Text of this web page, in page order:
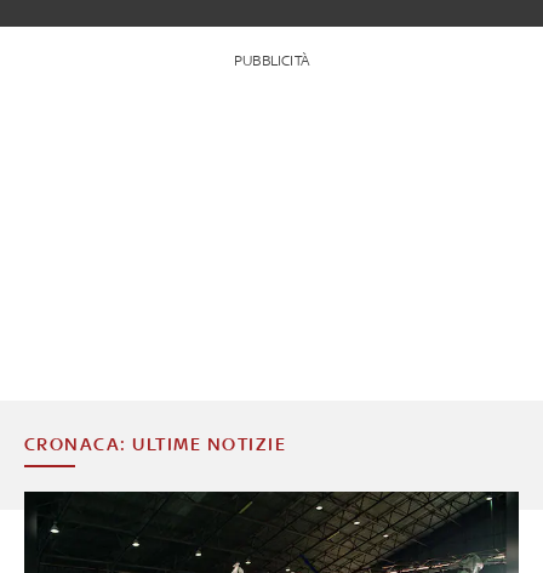
PUBBLICITÀ
CRONACA: ULTIME NOTIZIE